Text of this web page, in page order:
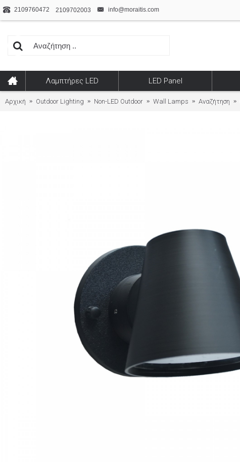
2109760472 2109702003 info@moraitis.com
Λαμπτήρες LED LED Panel
Αρχική Outdoor Lighting Non-LED Outdoor Wall Lamps Αναζήτηση